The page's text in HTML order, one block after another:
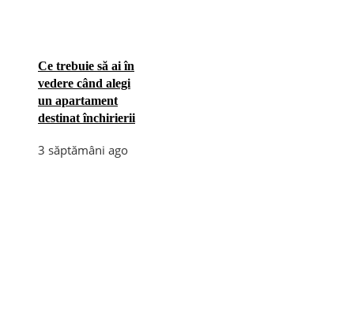
Ce trebuie să ai în
vedere când alegi
un apartament
destinat închirierii
3 săptămâni ago